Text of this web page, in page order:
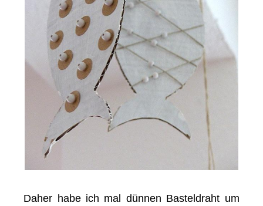
Daher habe ich mal dünnen Basteldraht um